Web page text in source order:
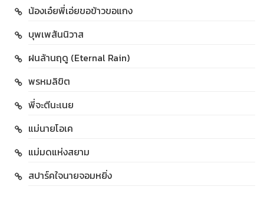
น้องเอ๋ยพี่เอ่ยขอข้าวขอแกง
บุพเพสันนิวาส
ฝนล้านฤดู (Eternal Rain)
พรหมลิขิต
พี่จะตีนะเนย
แม่นายโอเค
แม่มดแห่งสยาม
สปาร์คใจนายจอมหยิ่ง